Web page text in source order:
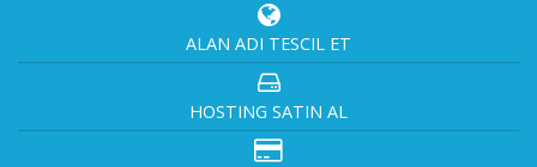
ALAN ADI TESCIL ET
HOSTING SATIN AL